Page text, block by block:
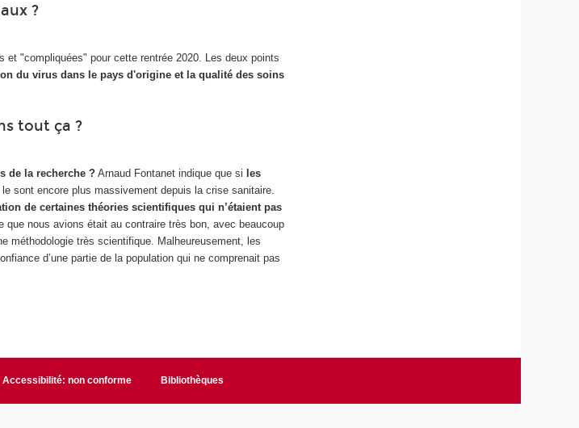
?
et "compliquées" pour cette rentrée 2020. Les deux points
du virus dans le pays d'origine et la qualité des soins
tout ça ?
de la recherche ? Arnaud Fontanet indique que si les
sont encore plus massivement depuis la crise sanitaire.
de certaines théories scientifiques qui n’étaient pas
que nous avions était au contraire très bon, avec beaucoup
méthodologie très scientifique. Malheureusement, les
d’une partie de la population qui ne comprenait pas
Accessibilité: non conforme Bibliothèques